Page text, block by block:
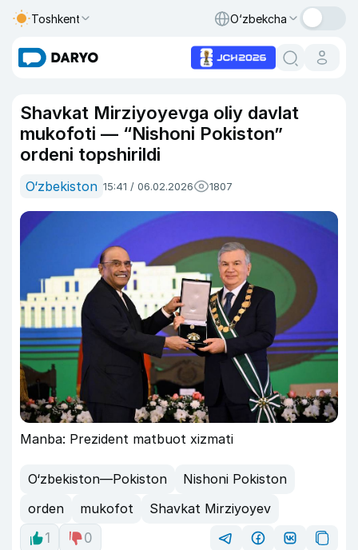
Toshkent O‘zbekcha
Shavkat Mirziyoyevga oliy davlat
mukofoti — “Nishoni Pokiston”
ordeni topshirildi
O‘zbekiston 15:41 / 06.02.2026 1807
Manba: Prezident matbuot xizmati
O‘zbekiston—Pokiston
Nishoni Pokiston
orden
mukofot
Shavkat Mirziyoyev
1
0